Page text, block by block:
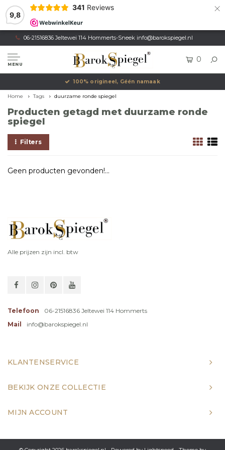
9,8
341 Reviews ×
06-21516836 Jeltewei 114 Hommerts-Sneek info@barokspiegel.nl
MENU
0
100% origineel, Géén namaak
Home Tags duurzame ronde spiegel
Producten getagd met duurzame ronde
spiegel
Filters
Geen producten gevonden!...
Alle prijzen zijn incl. btw
Telefoon
06-21516836 Jeltewei 114 Hommerts
Mail
info@barokspiegel.nl
KLANTENSERVICE
BEKIJK ONZE COLLECTIE
MIJN ACCOUNT